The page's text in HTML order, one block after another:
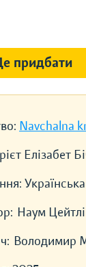
Navchalna
Елізабет
Наум
Володимир
придбати